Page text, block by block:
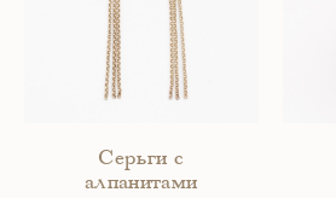
Серьги с
алпанитами